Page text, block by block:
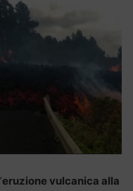
eruzione vulcanica alla